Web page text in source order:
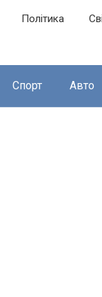
Політика
Спорт Авто